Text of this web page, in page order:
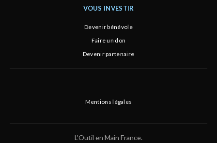
VOUS INVESTIR
Devenir bénévole
Faire un don
Devenir partenaire
Mentions légales
L'Outil en Main France.